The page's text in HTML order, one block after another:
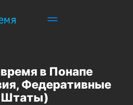
в Понапе
Федеративные
Штаты)